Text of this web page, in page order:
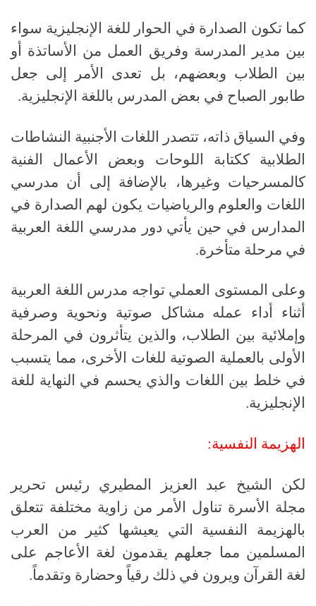
كما تكون الصدارة في الحوار للغة الإنجليزية سواء
بين مدير المدرسة وفريق العمل من الأساتذة أو
بين الطلاب وبعضهم، بل تعدى الأمر إلى جعل
طابور الصباح في بعض المدرس باللغة الإنجليزية.
وفي السياق ذاته، تتصدر اللغات الأجنبية النشاطات
الطلابية ككتابة اللوحات وبعض الأعمال الفنية
كالمسرحيات وغيرها، بالإضافة إلى أن مدرسي
اللغات والعلوم والرياضيات يكون لهم الصدارة في
المدارس في حين يأتي دور مدرسي اللغة العربية
في مرحلة متأخرة.
وعلى المستوى العملي تواجه مدرس اللغة العربية
أثناء أداء عمله مشاكل صوتية ونحوية وصرفية
وإملائية بين الطلاب، والذين يتأثرون في المرحلة
الأولى بالعملية الصوتية للغات الأخرى، مما يتسبب
في خلط بين اللغات والذي يحسم في النهاية للغة
الإنجليزية.
الهزيمة النفسية:
لكن الشيخ عبد العزيز المطيري رئيس تحرير
مجلة الأسرة تناول الأمر من زاوية مختلفة تتعلق
بالهزيمة النفسية التي يعيشها كثير من العرب
المسلمين مما جعلهم يقدمون لغة الأعاجم على
لغة القرآن ويرون في ذلك رقياً وحضارة وتقدماً.